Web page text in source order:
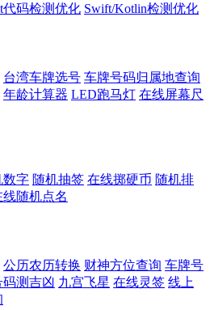
代码检测优化 Swift/Kotlin检测优化
台湾车牌选号 车牌号码归属地查询
年龄计算器 LED跑马灯 在线屏幕尺
数字 随机抽签 在线掷硬币 随机排
线随机点名
公历农历转换 财神方位查询 车牌号
测吉凶 九宫飞星 在线灵签 线上